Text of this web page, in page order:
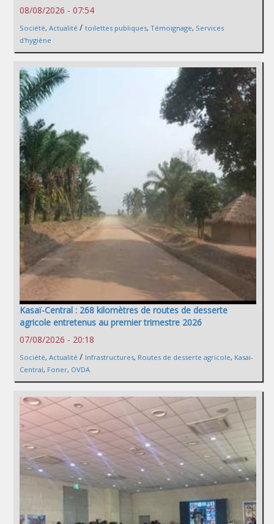
08/08/2026 - 07:54
Société, Actualité / toilettes publiques, Témoignage, Services
d'hygiène
Kasaï-Central : 268 kilomètres de routes de desserte
agricole entretenus au premier trimestre 2026
07/08/2026 - 20:18
Société, Actualité / Infrastructures, Routes de desserte agricole, Kasai-
Central, Foner, OVDA